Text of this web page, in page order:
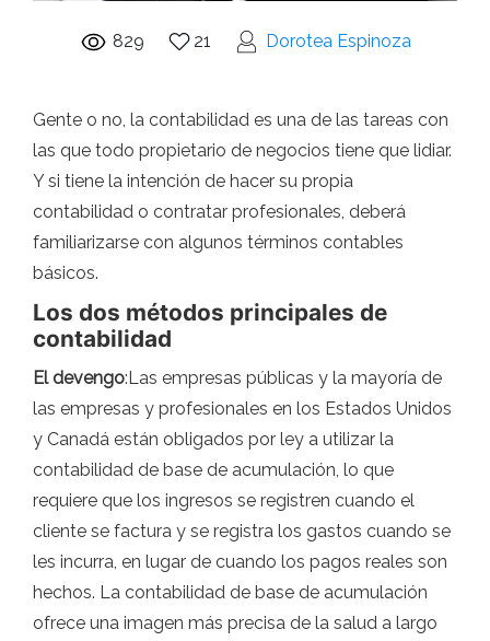
829 21 Dorotea Espinoza
Gente o no, la contabilidad es una de las tareas con
las que todo propietario de negocios tiene que lidiar.
Y si tiene la intención de hacer su propia
contabilidad o contratar profesionales, deberá
familiarizarse con algunos términos contables
básicos.
Los dos métodos principales de
contabilidad
El devengo:Las empresas públicas y la mayoría de
las empresas y profesionales en los Estados Unidos
y Canadá están obligados por ley a utilizar la
contabilidad de base de acumulación, lo que
requiere que los ingresos se registren cuando el
cliente se factura y se registra los gastos cuando se
les incurra, en lugar de cuando los pagos reales son
hechos. La contabilidad de base de acumulación
ofrece una imagen más precisa de la salud a largo